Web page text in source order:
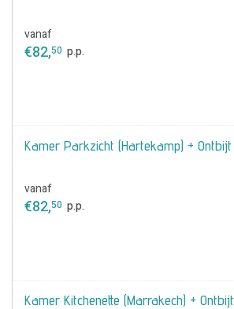
vanaf
€82,50 p.p.
Kamer Parkzicht (Hartekamp) + Ontbijt
vanaf
€82,50 p.p.
Kamer Kitchenette (Marrakech) + Ontbijt